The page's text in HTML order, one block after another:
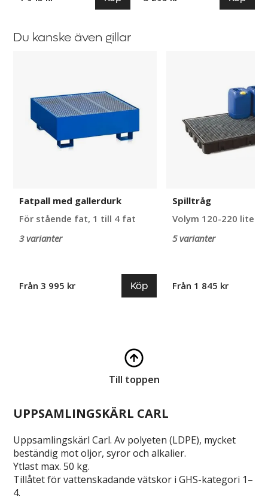
Du kanske även gillar
Fatpall med gallerdurk
För stående fat, 1 till 4 fat
3 varianter
Från 3 995 kr Köp
Spilltråg
Volym 120-220 liter
5 varianter
Från 1 845 kr
Till toppen
UPPSAMLINGSKÄRL CARL
Uppsamlingskärl Carl. Av polyeten (LDPE), mycket
beständig mot oljor, syror och alkalier.
Ytlast max. 50 kg.
Tillåtet för vattenskadande vätskor i GHS-kategori 1–
4.